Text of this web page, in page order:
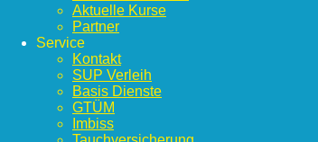
Aktuelle Kurse
Partner
Service
Kontakt
SUP Verleih
Basis Dienste
GTÜM
Imbiss